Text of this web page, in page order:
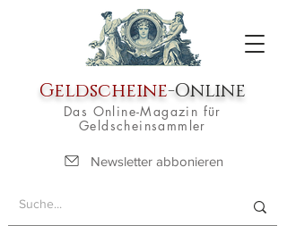
Geldscheine-Online
Das Online-Magazin für
Geldscheinsammler
Newsletter abbonieren